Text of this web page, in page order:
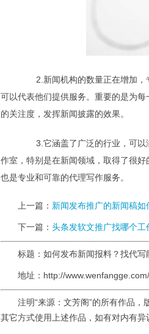
2.新闻机构的数量正在增加，
可以代表他们提供服务。重要的是为
的关注度，发挥新闻披露的效果。
3.它涵盖了广泛的行业，可以
作室，特别是在新闻领域，取得了很
也是专业和可靠的代理写作服务。
上一篇： 新闻发布推广的新闻稿如
下一篇： 头条发软文推广找哪个工
标题：如何发布新闻报料？找代
地址：http://
注明“来源：文芳阁”的所有作品
其它方式使用上述作品，如有对内有